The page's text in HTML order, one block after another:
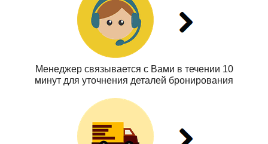
Менеджер связывается с Вами в течении 10
минут для уточнения деталей бронирования